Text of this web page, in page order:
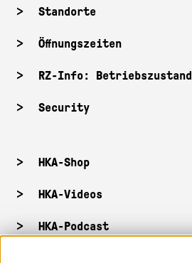
Standorte
Öffnungszeiten
RZ-Info: Betriebszustand
Security
HKA-Shop
HKA-Videos
HKA-Podcast